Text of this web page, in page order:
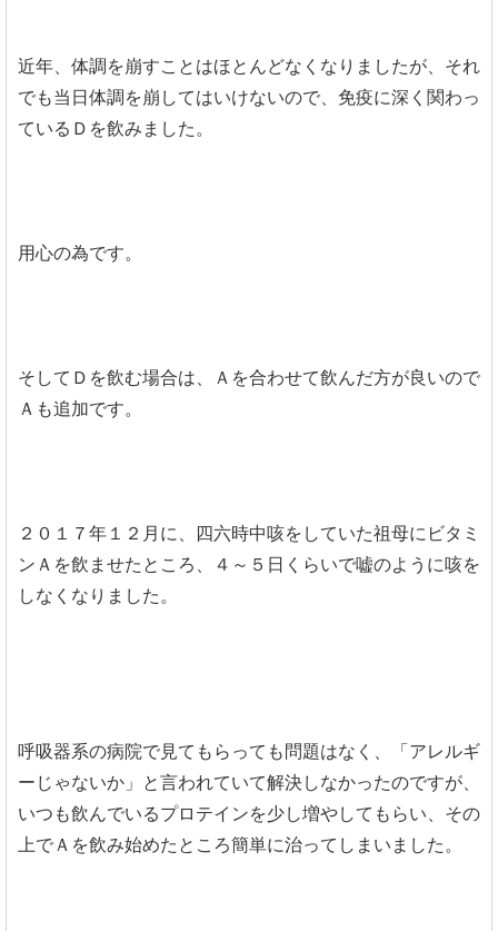
近年、体調を崩すことはほとんどなくなりましたが、それ
でも当日体調を崩してはいけないので、免疫に深く関わっ
ているＤを飲みました。
用心の為です。
そしてＤを飲む場合は、Ａを合わせて飲んだ方が良いので
Ａも追加です。
２０１７年１２月に、四六時中咳をしていた祖母にビタミ
ンＡを飲ませたところ、４～５日くらいで嘘のように咳を
しなくなりました。
呼吸器系の病院で見てもらっても問題はなく、「アレルギ
ーじゃないか」と言われていて解決しなかったのですが、
いつも飲んでいるプロテインを少し増やしてもらい、その
上でＡを飲み始めたところ簡単に治ってしまいました。